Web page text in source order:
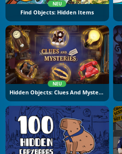
NEU
Find Objects: Hidden Items
NEU
Hidden Objects: Clues And Mysteries